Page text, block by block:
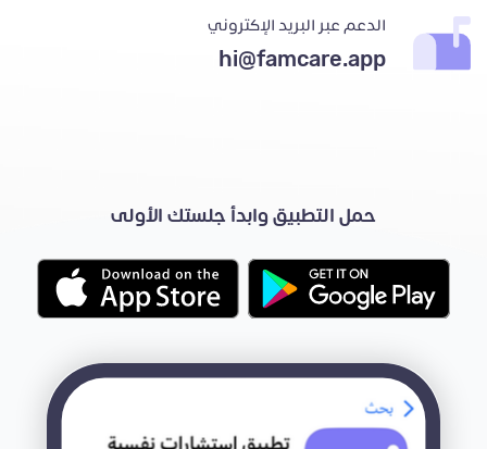
الدعم عبر البريد الإكتروني
hi@famcare.app
حمل التطبيق وابدأ جلستك الأولى